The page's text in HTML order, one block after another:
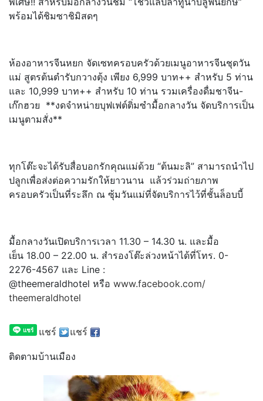
พร้อมได้ชิมซาชิมิสดๆ
ห้องอาหารจีนหยก จัดเซทครอบครัวด้วยเมนูอาหารจีนชุดวัน
แม่ สูตรต้นตำรับกวางตุ้ง เพียง 6,999 บาท++ สำหรับ 5 ท่าน
และ 10,999 บาท++ สำหรับ 10 ท่าน รวมเครื่องดื่มชาจีน-
เก๊กฮวย **งดจำหน่ายบุฟเฟต์ติ่มซำมื้อกลางวัน จัดบริการเป็น
เมนูตามสั่ง**
ทุกโต๊ะจะได้รับสื่อบอกรักคุณแม่ด้วย “ต้นมะลิ” สามารถนำไป
ปลูกเพื่อส่งต่อความรักให้ยาวนาน แล้วร่วมถ่ายภาพ
ครอบครัวเป็นที่ระลึก ณ ซุ้มวันแม่ที่จัดบริการไว้ที่ชั้นล็อบบี้
มื้อกลางวันเปิดบริการเวลา 11.30 – 14.30 น. และมื้อ
เย็น 18.00 – 22.00 น. สำรองโต๊ะล่วงหน้าได้ที่โทร. 0-
2276-4567 และ Line :
@theemeraldhotel หรือ www.facebook.com/
theemeraldhotel
แชร์ แชร์
ติดตามบ้านเมือง